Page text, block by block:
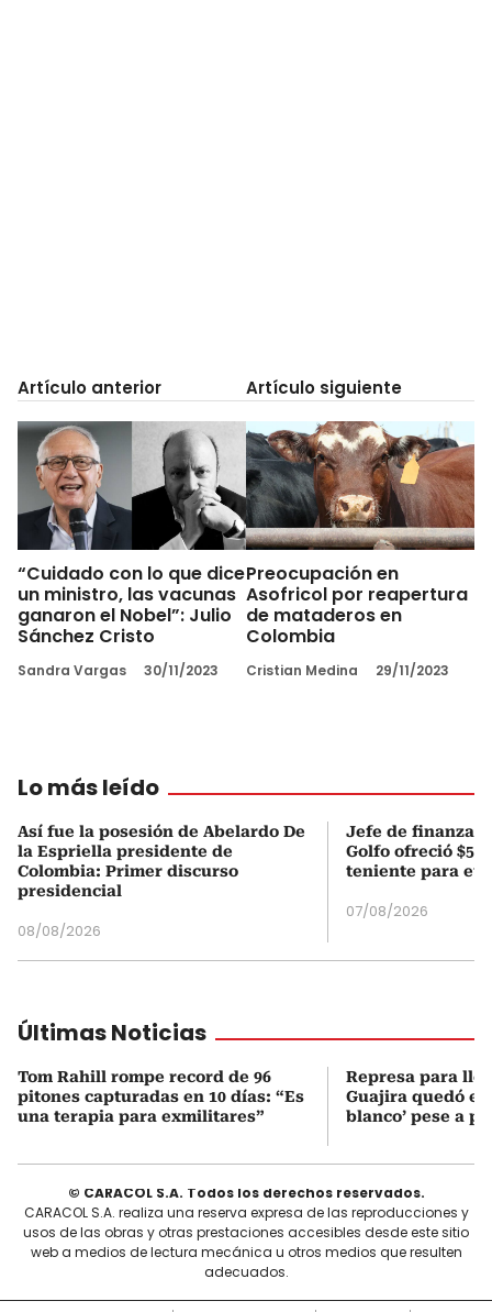
Artículo anterior
“Cuidado con lo que dice
un ministro, las vacunas
ganaron el Nobel”: Julio
Sánchez Cristo
Sandra Vargas 30/11/2023
Artículo siguiente
Preocupación en
Asofricol por reapertura
de mataderos en
Colombia
Cristian Medina 29/11/2023
Lo más leído
Así fue la posesión de Abelardo De
la Espriella presidente de
Colombia: Primer discurso
presidencial
08/08/2026
Jefe de finanzas
Golfo ofreció
teniente para
07/08/2026
Últimas Noticias
Tom Rahill rompe record de 96
pitones capturadas en 10 días: “Es
una terapia para exmilitares”
Represa para
Guajira quedó en
blanco’ pese a
© CARACOL S.A. Todos los derechos reservados.
CARACOL S.A. realiza una reserva expresa de las reproducciones y
usos de las obras y otras prestaciones accesibles desde este sitio
web a medios de lectura mecánica u otros medios que resulten
adecuados.